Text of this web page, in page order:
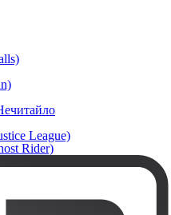
League)
Rider)